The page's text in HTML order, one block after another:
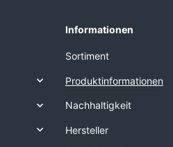
Informationen
Sortiment
Produktinformationen
Nachhaltigkeit
Hersteller